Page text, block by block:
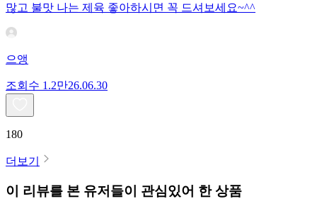
많고 불맛 나는 제육 좋아하시면 꼭 드셔보세요~^^
으앵
조회수 1.2만26.06.30
180
더보기
이 리뷰를 본 유저들이 관심있어 한 상품